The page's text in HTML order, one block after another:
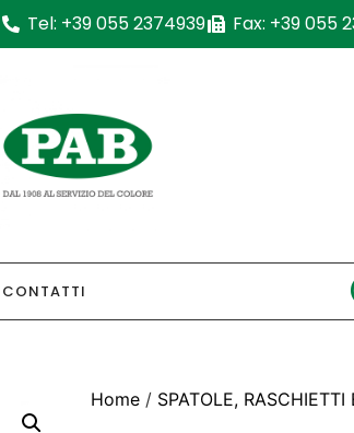
Tel: +39 055 2374939 Fax: +39 055
CONTATTI
Home / SPATOLE, RASCHIETTI